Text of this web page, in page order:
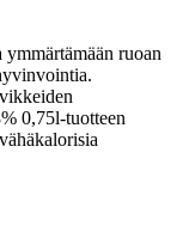
ruoan
0,75l-tuotteen